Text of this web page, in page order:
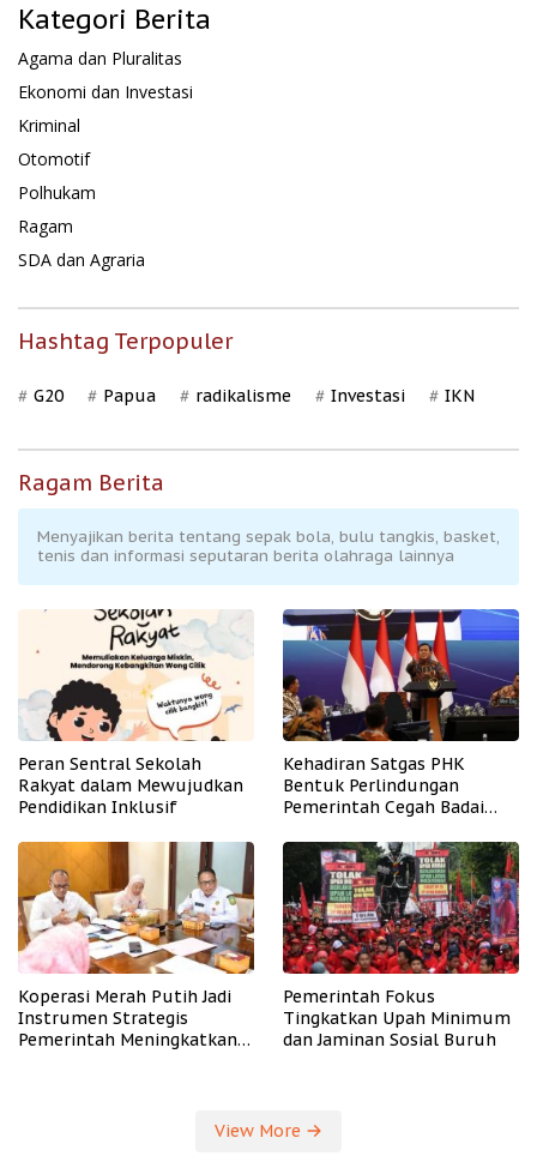
Kategori Berita
Agama dan Pluralitas
Ekonomi dan Investasi
Kriminal
Otomotif
Polhukam
Ragam
SDA dan Agraria
Hashtag Terpopuler
G20 Papua radikalisme Investasi IKN
Ragam Berita
Menyajikan berita tentang sepak bola, bulu tangkis, basket,
tenis dan informasi seputaran berita olahraga lainnya
Peran Sentral Sekolah
Rakyat dalam Mewujudkan
Pendidikan Inklusif
Kehadiran Satgas PHK
Bentuk Perlindungan
Pemerintah Cegah Badai
Koperasi Merah Putih Jadi
Instrumen Strategis
Pemerintah Meningkatkan
Pemerintah Fokus
Tingkatkan Upah Minimum
dan Jaminan Sosial Buruh
View More